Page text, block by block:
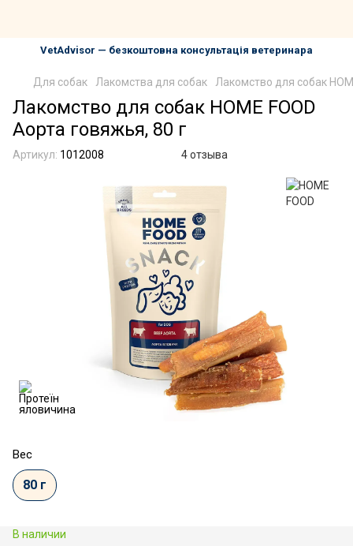
VetAdvisor — безкоштовна консультація ветеринара
Для собак Лакомства для собак Лакомство для собак
Лакомство для собак HOME FOOD
Аорта говяжья, 80 г
Артикул: 1012008 4 отзыва
Вес
80 г
В наличии